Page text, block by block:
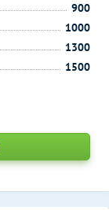
900
1000
1300
1500